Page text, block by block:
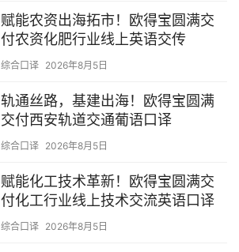
赋能农资出海拓市！欧得宝圆满交
付农资化肥行业线上英语交传
综合口译 2026年8月5日
轨通丝路，基建出海！欧得宝圆满
交付西安轨道交通葡语口译
综合口译 2026年8月5日
赋能化工技术革新！欧得宝圆满交
付化工行业线上技术交流英语口译
综合口译 2026年8月5日